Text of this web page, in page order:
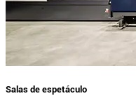
Salas de espetáculo